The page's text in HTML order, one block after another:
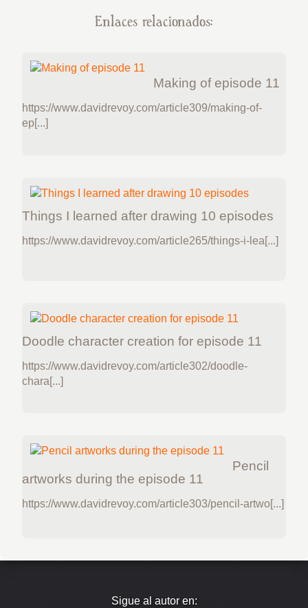
Enlaces relacionados:
Making of episode 11
https://www.davidrevoy.com/article309/making-of-
ep[...]
Things I learned after drawing 10 episodes
https://www.davidrevoy.com/article265/things-i-lea[...]
Doodle character creation for episode 11
https://www.davidrevoy.com/article302/doodle-
chara[...]
Pencil
artworks during the episode 11
https://www.davidrevoy.com/article303/pencil-artwo[...]
Sigue al autor en: